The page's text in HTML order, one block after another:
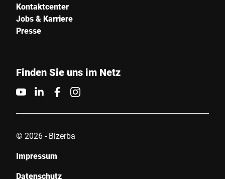
Kontaktcenter
Jobs & Karriere
Presse
Finden Sie uns im Netz
© 2026 - Bizerba
Impressum
Datenschutz